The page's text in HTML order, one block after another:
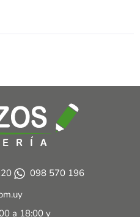
098 570 196
a 18:00 y